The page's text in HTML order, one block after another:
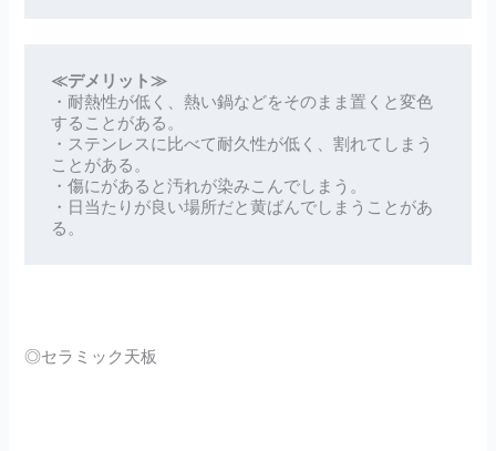
≪デメリット≫
・耐熱性が低く、熱い鍋などをそのまま置くと変色
することがある。
・ステンレスに比べて耐久性が低く、割れてしまう
ことがある。
・傷にがあると汚れが染みこんでしまう。
・日当たりが良い場所だと黄ばんでしまうことがあ
る。
◎セラミック天板